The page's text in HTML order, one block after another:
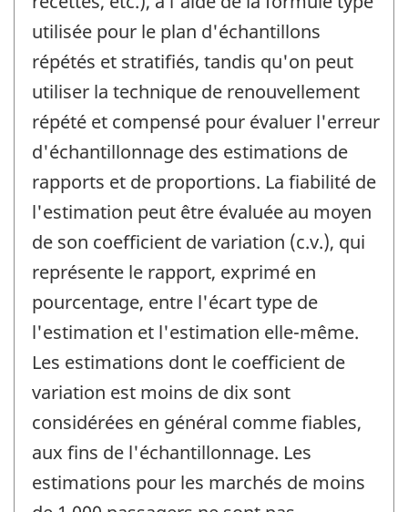
utilisée pour le plan d'échantillons
répétés et stratifiés, tandis qu'on peut
utiliser la technique de renouvellement
répété et compensé pour évaluer l'erreur
d'échantillonnage des estimations de
rapports et de proportions. La fiabilité de
l'estimation peut être évaluée au moyen
de son coefficient de variation (c.v.), qui
représente le rapport, exprimé en
pourcentage, entre l'écart type de
l'estimation et l'estimation elle-même.
Les estimations dont le coefficient de
variation est moins de dix sont
considérées en général comme fiables,
aux fins de l'échantillonnage. Les
estimations pour les marchés de moins